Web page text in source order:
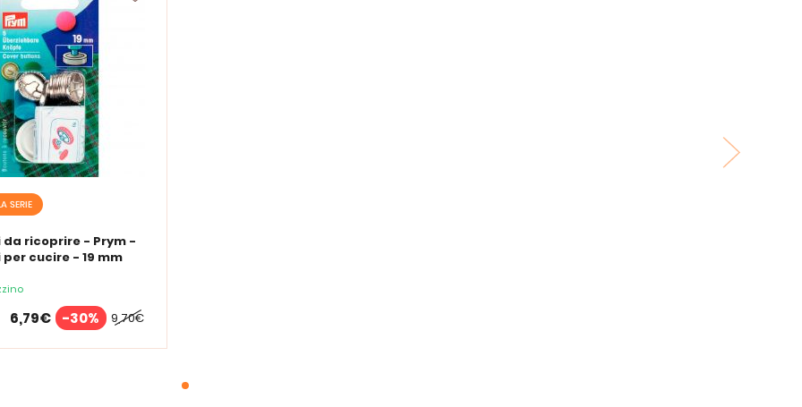
SERIE
da ricoprire - Prym -
cucire - 19 mm
9,70€
6,79€ -30%